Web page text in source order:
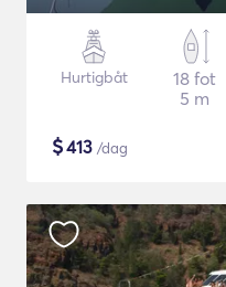
Hurtigbåt
18 fot
5 m
$413 /dag